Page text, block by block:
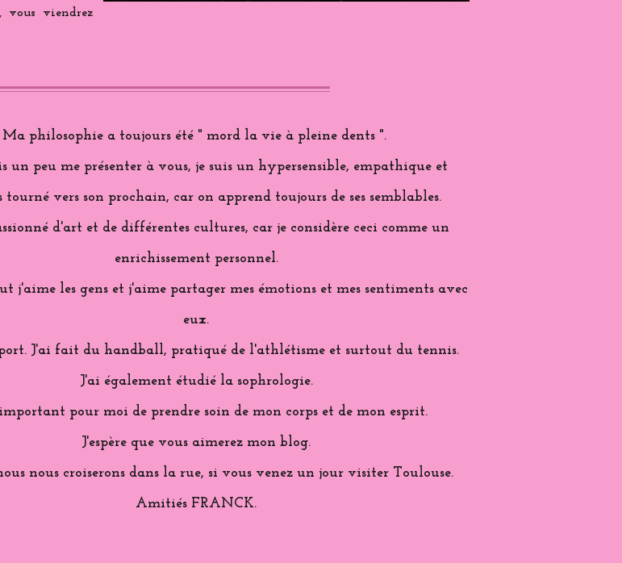
vous viendrez
Ma philosophie a toujours été " mord la vie à pleine dents ".
un peu me présenter à vous, je suis un hypersensible, empathique et
tourné vers son prochain, car on apprend toujours de ses semblables.
d'art et de différentes cultures, car je considère ceci comme un
enrichissement personnel.
j'aime les gens et j'aime partager mes émotions et mes sentiments avec
eux.
J'ai fait du handball, pratiqué de l'athlétisme et surtout du tennis.
J'ai également étudié la sophrologie.
pour moi de prendre soin de mon corps et de mon esprit.
J'espère que vous aimerez mon blog.
nous croiserons dans la rue, si vous venez un jour visiter Toulouse.
Amitiés FRANCK.